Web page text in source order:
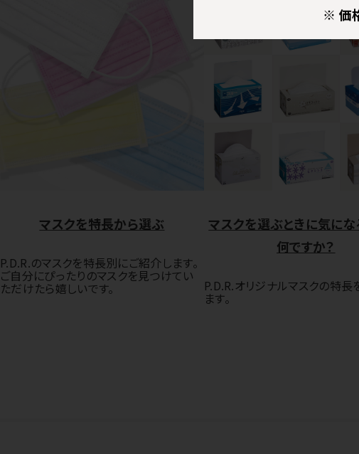
※ 価
マスクを特長から選ぶ
P.D.R.のマスクを特長別にご紹介します。
ご自分にぴったりのマスクを見つけてい
ただけたら嬉しいです。
マスクを選ぶときに気にな
何ですか？
P.D.R.オリジナルマスクの特長
ます。